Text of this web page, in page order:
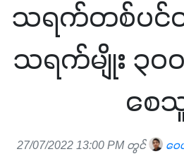
သရက်တစ်ပင်
သရက်မျိုး ၃၀
စေ
27/07/2022 13:00 PM တွင် ဝေ